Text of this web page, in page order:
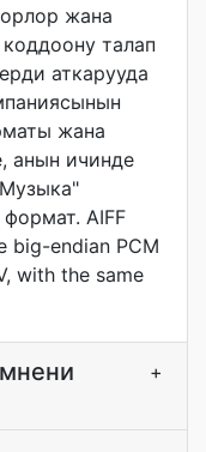
жана
талап
аткарууда
жана
анын ичинде
AIFF
endian PCM
with the same
+